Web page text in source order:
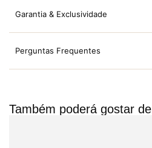
Garantia & Exclusividade
Perguntas Frequentes
Também poderá gostar de